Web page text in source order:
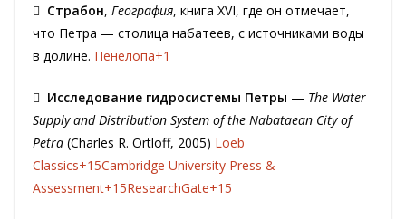
 Страбон, География, книга XVI, где он отмечает,
что Петра — столица набатеев, с источниками воды
в долине. Пенелопа+1
 Исследование гидросистемы Петры — The Water
Supply and Distribution System of the Nabataean City of
Petra (Charles R. Ortloff, 2005) Loeb
Classics+15Cambridge University Press &
Assessment+15ResearchGate+15